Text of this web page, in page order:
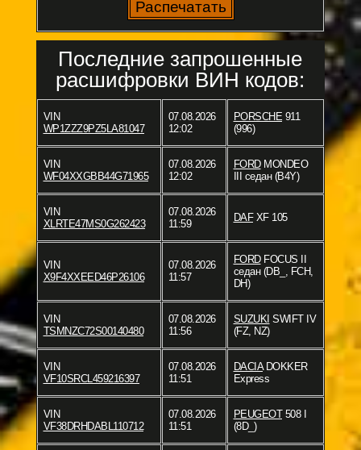
Последние запрошенные
расшифровки ВИН кодов:
VIN
WP1ZZZ9PZ5LA81047
07.08.2026
12:02
PORSCHE 911
(996)
VIN
WF04XXGBB44G71965
07.08.2026
12:02
FORDMONDEO
III седан (B4Y)
VIN
XLRTE47MS0G262423
07.08.2026
11:59
DAFXF 105
VIN
X9F4XXEED46P26106
07.08.2026
11:57
FORDFOCUS II
седан (DB_, FCH,
DH)
VIN
TSMNZC72S00140480
07.08.2026
11:56
SUZUKI SWIFT IV
(FZ, NZ)
VIN
VF10SRCL459216397
07.08.2026
11:51
DACIADOKKER
Express
VIN
VF38DRHDABL110712
07.08.2026
11:51
PEUGEOT508 I
(8D_)